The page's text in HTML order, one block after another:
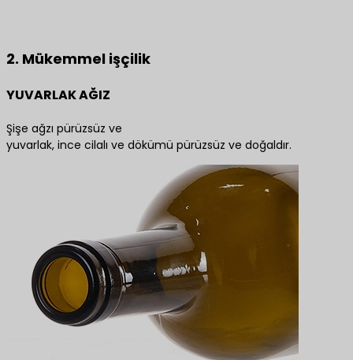
2. Mükemmel işçilik
YUVARLAK AĞIZ
Şişe ağzı pürüzsüz ve
yuvarlak, ince cilalı ve dökümü pürüzsüz ve doğaldır.